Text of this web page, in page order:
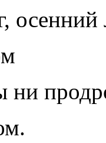
осенний
ни